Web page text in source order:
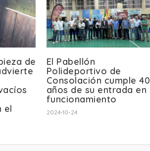
de
el
El Pabellón
Polideportivo de
Consolación cumple 40
años de su entrada en
funcionamiento
2024-10-24